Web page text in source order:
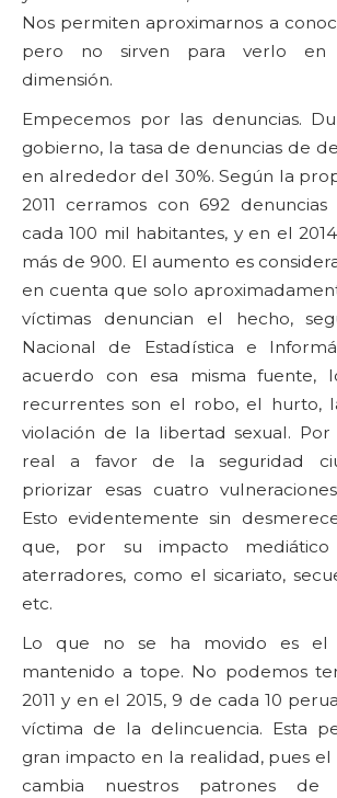
Nos permiten aproximarnos a
pero no sirven para verlo en
dimensión.
Empecemos por las denuncias.
gobierno, la tasa de denuncias de
en alrededor del 30%. Según la
2011 cerramos con 692
cada 100 mil habitantes, y en el
más de 900. El aumento es
en cuenta que solo
víctimas denuncian el hecho,
Nacional de Estadística e
acuerdo con esa misma fuente,
recurrentes son el robo, el hurto,
violación de la libertad sexual. Por
real a favor de la seguridad
priorizar esas cuatro
Esto evidentemente sin
que, por su impacto
aterradores, como el sicariato,
etc.
Lo que no se ha movido es el
mantenido a tope. No podemos
2011 y en el 2015, 9 de cada 10
víctima de la delincuencia. Esta
gran impacto en la realidad, pues el
cambia nuestros patrones de